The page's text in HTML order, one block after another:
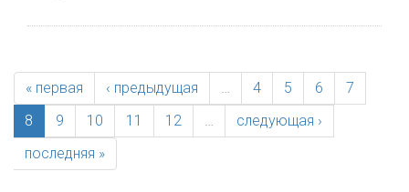
« первая ‹ предыдущая … 4 5 6
7
8
9 10 11 12 …
следующая ›
последняя »